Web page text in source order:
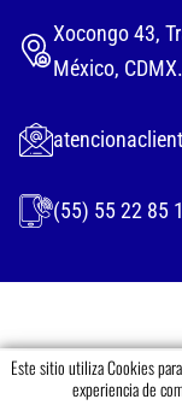
Xocongo 43,
México, CDMX.
(55) 55 22 85
Este sitio utiliza Cookies
experiencia de